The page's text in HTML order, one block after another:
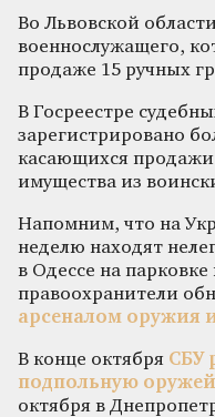
Во Львовской
военнослужащего,
продаже 15 ручных
В Госреестре
зарегистрировано
касающихся
имущества из
Напомним, что на
неделю находят
в Одессе на
правоохранители
арсеналом оружия
В конце октября СБУ
подпольную
октября в